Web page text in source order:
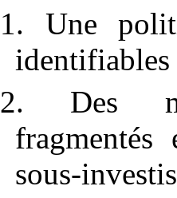
1. Une
identifiables
2. Des
fragmentés
sous-